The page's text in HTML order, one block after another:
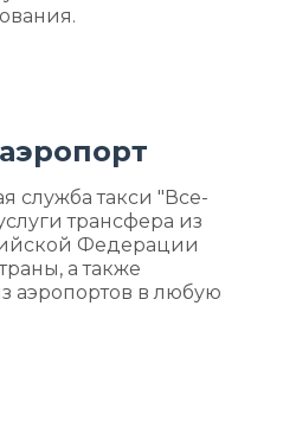
служба такси "Все-
трансфера из
Федерации
а также
аэропортов в любую